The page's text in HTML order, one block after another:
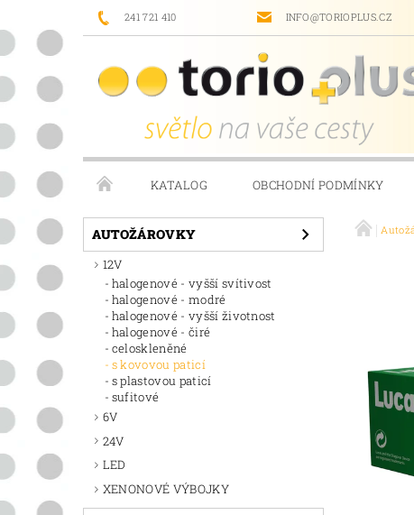
241 721 410 INFO@TORIOPLUS.CZ
KATALOG OBCHODNÍ PODMÍNKY
PRODÁVANÉ ZNAČKY NAPIŠTE NÁM
AUTOŽÁROVKY
12V
halogenové - vyšší svítivost
halogenové - modré
halogenové - vyšší životnost
halogenové - čiré
celoskleněné
s kovovou paticí
s plastovou paticí
sufitové
6V
24V
LED
XENONOVÉ VÝBOJKY